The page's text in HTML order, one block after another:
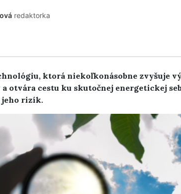
redaktorka
ktorá niekoľkonásobne zvyšuje
otvára cestu ku skutočnej energetickej
jeho rizík.